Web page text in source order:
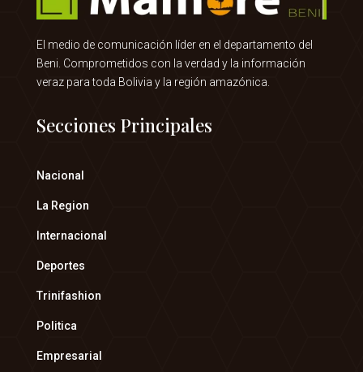
El medio de comunicación líder en el departamento del
Beni. Comprometidos con la verdad y la información
veraz para toda Bolivia y la región amazónica.
Secciones Principales
Nacional
La Region
Internacional
Deportes
Trinifashion
Politica
Empresarial